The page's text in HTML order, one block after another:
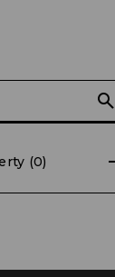
(0)
kujawsko-